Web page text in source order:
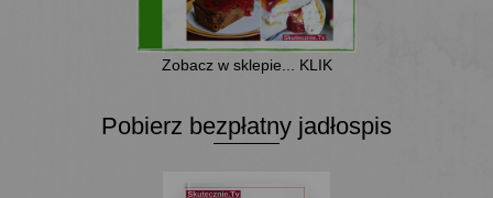
Zobacz w sklepie... KLIK
Pobierz bezpłatny jadłospis